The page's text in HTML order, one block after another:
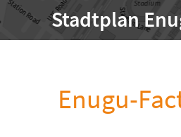
Stadtplan
Enugu-